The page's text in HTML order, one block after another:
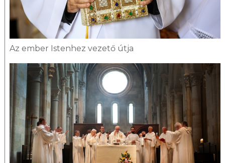
Az ember Istenhez vezető útja